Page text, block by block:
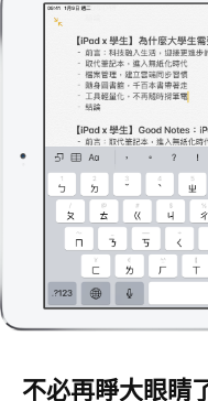
不必再睜大眼睛